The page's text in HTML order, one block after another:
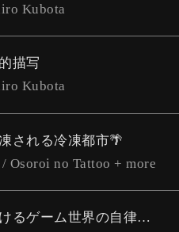
Kubota
描写
Kubota
される冷凍都市🌴
Osoroi no Tattoo + more
ゲームアートにおけるゲーム世界の自律性